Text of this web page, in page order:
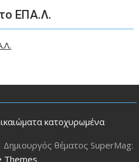
ΕΠΑ.Λ.
κατοχυρωμένα
Δημιουργός θέματος SuperMag:
Themes